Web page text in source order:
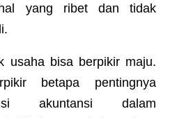
yang ribet dan tidak
usaha bisa berpikir maju.
betapa pentingnya
akuntansi dalam